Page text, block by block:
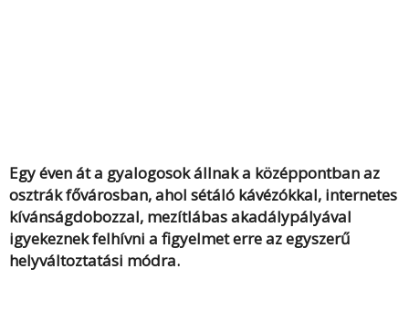
Egy éven át a gyalogosok állnak a középpontban az
osztrák fővárosban, ahol sétáló kávézókkal, internetes
kívánságdobozzal, mezítlábas akadálypályával
igyekeznek felhívni a figyelmet erre az egyszerű
helyváltoztatási módra.